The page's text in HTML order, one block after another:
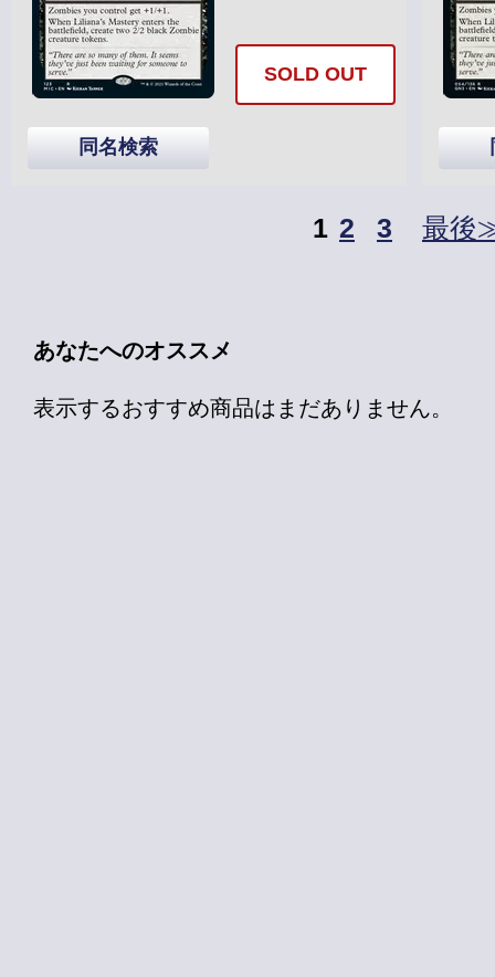
SOLD OUT
同名検索
1 2 3 最後
あなたへのオススメ
表示するおすすめ商品はまだありません。